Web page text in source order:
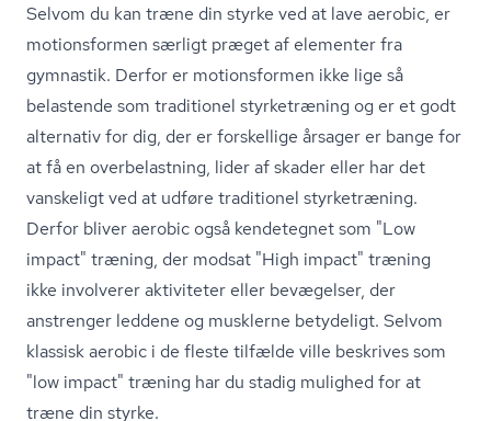
Selvom du kan træne din styrke ved at lave aerobic, er
motionsformen særligt præget af elementer fra
gymnastik. Derfor er motionsformen ikke lige så
belastende som traditionel styrketræning og er et godt
alternativ for dig, der er forskellige årsager er bange for
at få en overbelastning, lider af skader eller har det
vanskeligt ved at udføre traditionel styrketræning.
Derfor bliver aerobic også kendetegnet som "Low
impact" træning, der modsat "High impact" træning
ikke involverer aktiviteter eller bevægelser, der
anstrenger leddene og musklerne betydeligt. Selvom
klassisk aerobic i de fleste tilfælde ville beskrives som
"low impact" træning har du stadig mulighed for at
træne din styrke.